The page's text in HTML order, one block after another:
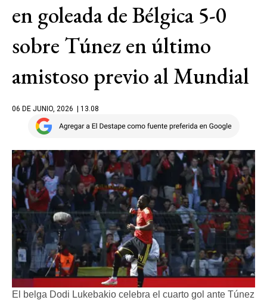
en goleada de Bélgica 5-0
sobre Túnez en último
amistoso previo al Mundial
06 DE JUNIO, 2026 | 13.08
El belga Dodi Lukebakio celebra el cuarto gol ante Túnez